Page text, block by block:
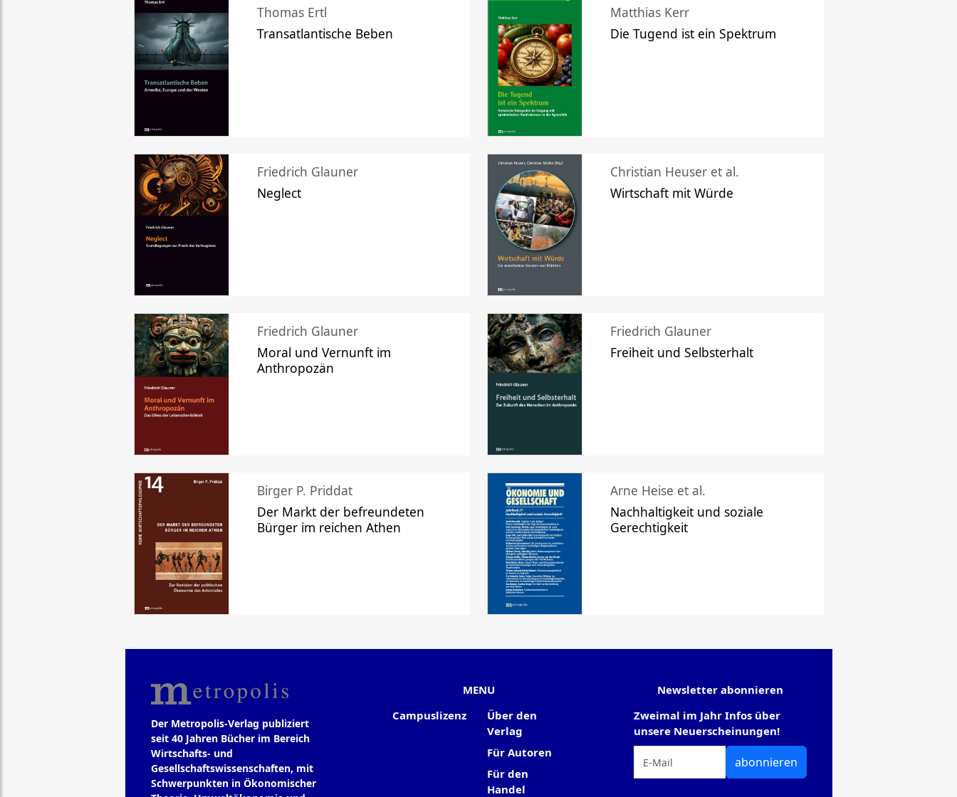
Thomas Ertl
Transatlantische Beben
Matthias Kerr
Die Tugend ist ein Spektrum
Friedrich Glauner
Neglect
Christian Heuser et al.
Wirtschaft mit Würde
Friedrich Glauner
Moral und Vernunft im
Anthropozän
Friedrich Glauner
Freiheit und Selbsterhalt
Birger P. Priddat
Der Markt der befreundeten
Bürger im reichen Athen
Arne Heise et al.
Nachhaltigkeit und soziale
Gerechtigkeit
Der Metropolis-Verlag publiziert
seit 40 Jahren Bücher im Bereich
Wirtschafts- und
Gesellschaftswissenschaften, mit
Schwerpunkten in Ökonomischer
MENU
Campuslizenz
Über den
Verlag
Für Autoren
Für den
Handel
Newsletter abonnieren
Zweimal im Jahr Infos über
unsere Neuerscheinungen!
abonnieren